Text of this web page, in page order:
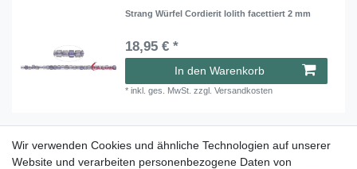
Strang Würfel Cordierit Iolith facettiert 2 mm
18,95 € *
In den Warenkorb
*inkl. ges. MwSt. zzgl.Versandkosten
Strang Würfel Cordierit Iolith facettiert 4 mm
Wir verwenden Cookies und ähnliche Technologien auf unserer
Website und verarbeiten personenbezogene Daten von